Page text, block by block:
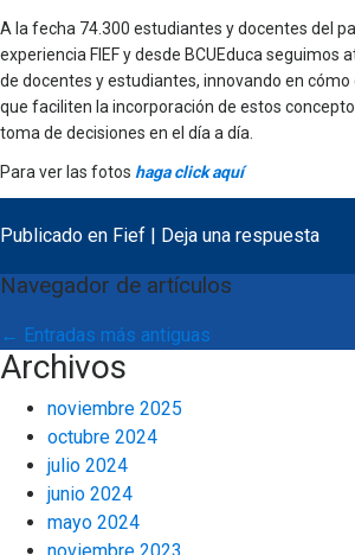
A la fecha 74.300 estudiantes y docentes del
experiencia FIEF y desde BCUEduca seguimos
de docentes y estudiantes, innovando en
que faciliten la incorporación de estos
toma de decisiones en el día a día.
Para ver las fotos haga click aquí
Publicado en Fief | Deja una respuesta
Navegador de artículos
← Entradas más antiguas
Archivos
noviembre 2025
octubre 2024
julio 2024
junio 2024
mayo 2024